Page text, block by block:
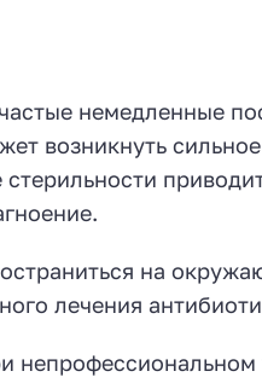
немедленные
возникнуть
на
лечения
непрофессиональном